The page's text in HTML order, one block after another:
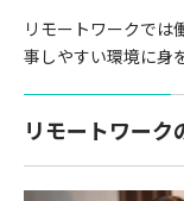
リモートワークでは
事しやすい環境に身
リモートワーク